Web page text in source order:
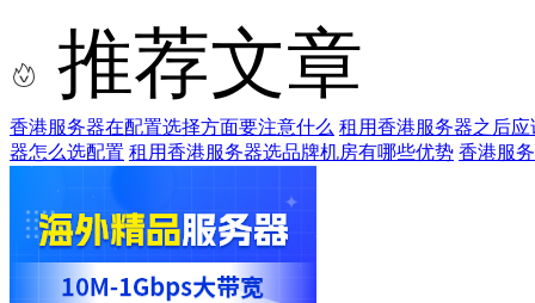
推荐文章
香港服务器在配置选择方面要注意什么 租用香港服务器之后应
器怎么选配置 租用香港服务器选品牌机房有哪些优势 香港服